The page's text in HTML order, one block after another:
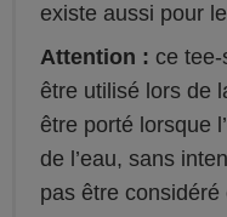
existe aussi pour
Attention : ce tee-
être utilisé lors de
être porté lorsque
de l’eau, sans
pas être